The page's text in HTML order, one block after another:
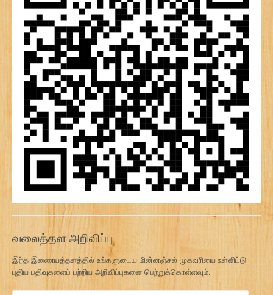
வலைத்தள அறிவிப்பு
இந்த இணையத்தளத்தில் உங்களுடைய மின்னஞ்சல் முகவரியை உள்ளிட்டு
புதிய பதிவுகளைப் பற்றிய அறிவிப்புகளை பெற்றுக்கொள்ளவும்.